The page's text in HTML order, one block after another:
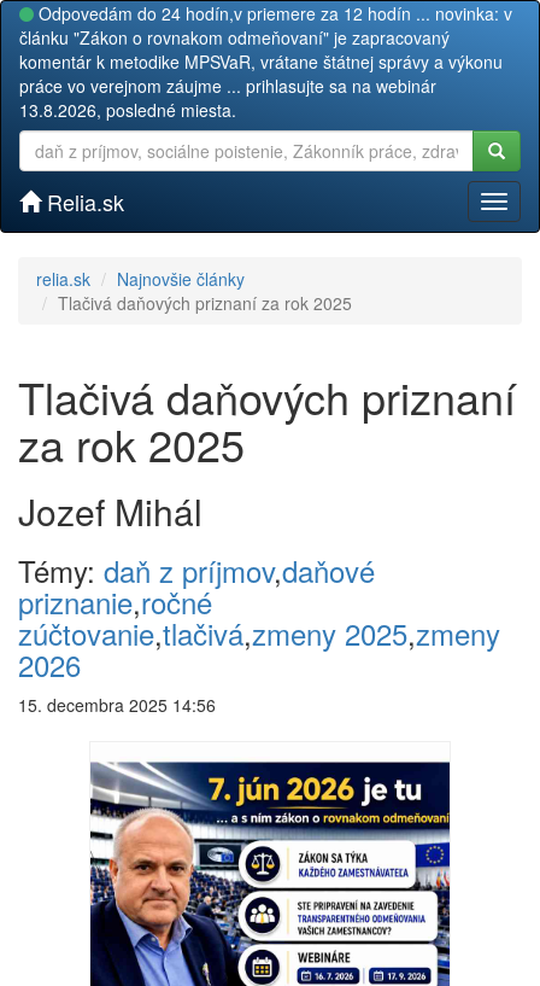
Odpovedám do 24 hodín,v priemere za 12 hodín ... novinka: v
článku "Zákon o rovnakom odmeňovaní" je zapracovaný
komentár k metodike MPSVaR, vrátane štátnej správy a výkonu
práce vo verejnom záujme ... prihlasujte sa na webinár
13.8.2026, posledné miesta.
Relia.sk
relia.sk
Najnovšie články
Tlačivá daňových priznaní za rok 2025
Tlačivá daňových priznaní
za rok 2025
Jozef Mihál
Témy: daň z príjmov,daňové
priznanie,ročné
zúčtovanie,tlačivá,zmeny 2025,zmeny
2026
15. decembra 2025 14:56